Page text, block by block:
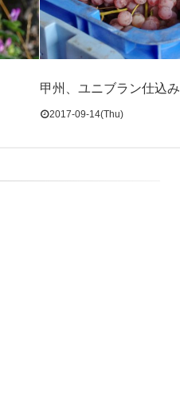
甲州、ユニブラン仕込み
2017-09-14(Thu)